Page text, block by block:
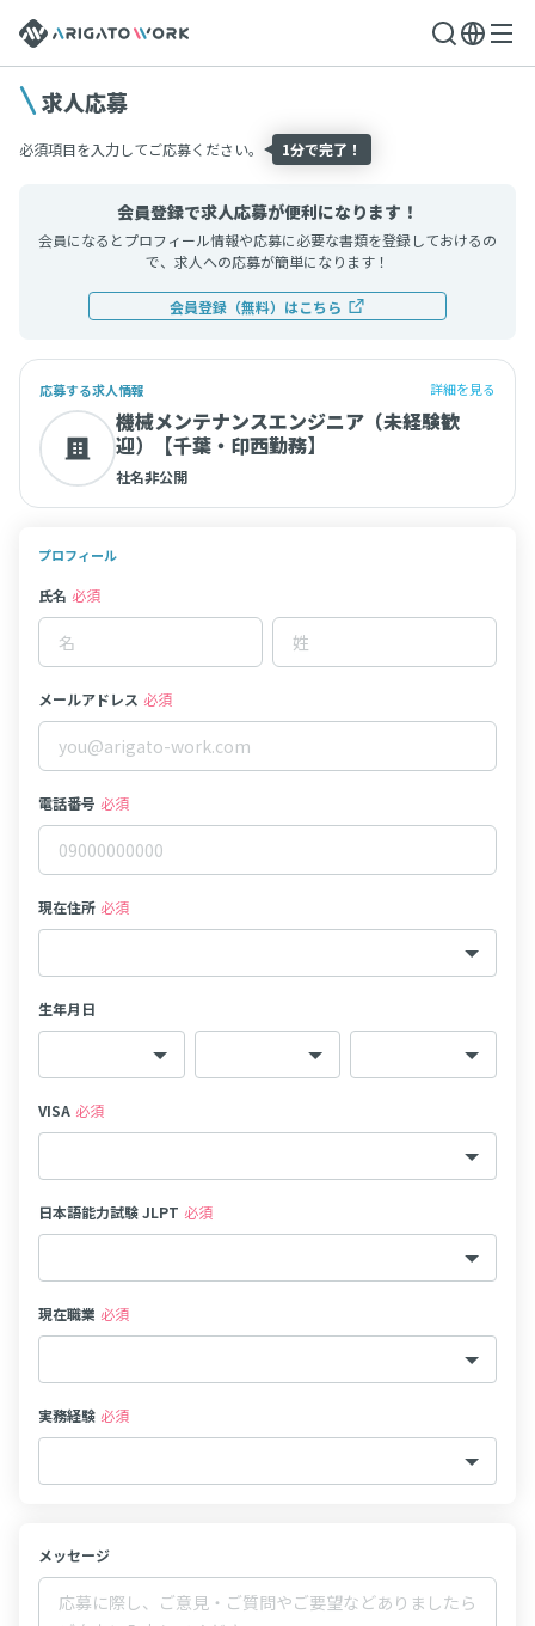
求人応募
必須項目を入力してご応募ください。 1分で完了！
会員登録で求人応募が便利になります！
会員になるとプロフィール情報や応募に必要な書類を登録しておけるの
で、求人への応募が簡単になります！
会員登録（無料）はこちら
応募する求人情報 詳細を見る
機械メンテナンスエンジニア（未経験歓
迎）【千葉・印西勤務】
社名非公開
プロフィール
氏名 必須
メールアドレス 必須
電話番号 必須
現在住所 必須
生年月日
VISA 必須
日本語能力試験 JLPT 必須
現在職業 必須
実務経験 必須
メッセージ